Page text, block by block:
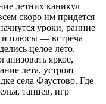
летних каникул
скоро им придется
уроки, ранние
и плюсы — встреча
целое лето.
яркое,
лета, устроят
села Фаустово. Где
танцев, игр